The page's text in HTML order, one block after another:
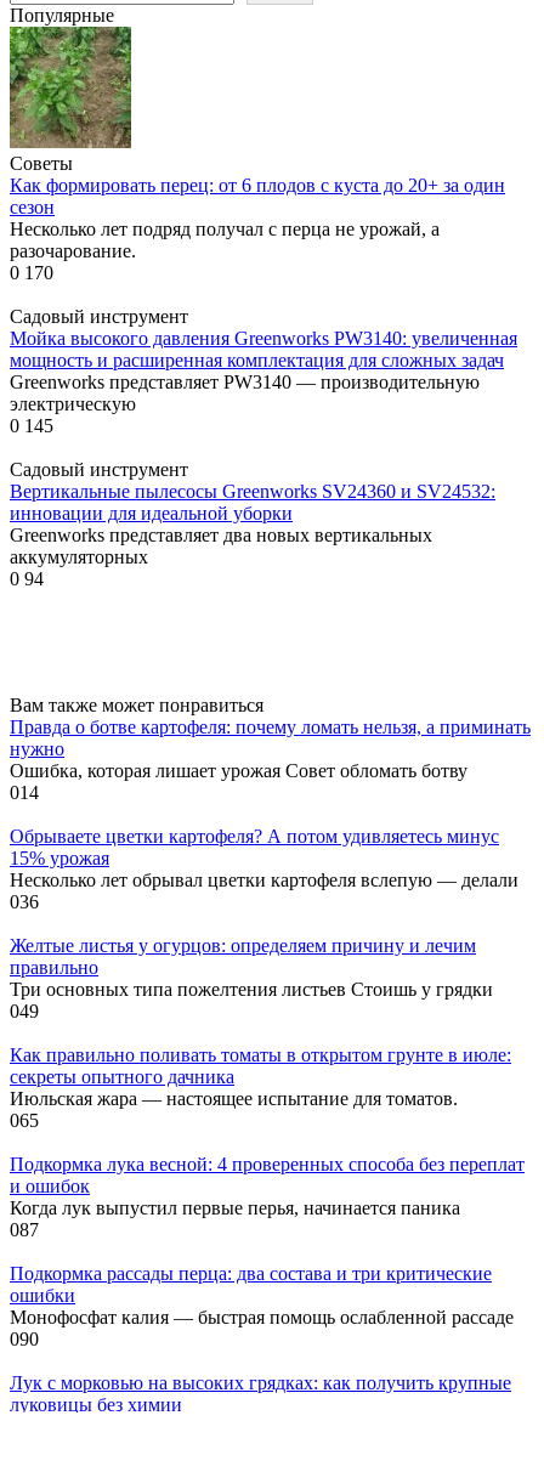
Популярные
Советы
Как формировать перец: от 6 плодов с куста до 20+ за один
сезон
Несколько лет подряд получал с перца не урожай, а
разочарование.
0 170
Садовый инструмент
Мойка высокого давления Greenworks PW3140: увеличенная
мощность и расширенная комплектация для сложных задач
Greenworks представляет PW3140 — производительную
электрическую
0 145
Садовый инструмент
Вертикальные пылесосы Greenworks SV24360 и SV24532:
инновации для идеальной уборки
Greenworks представляет два новых вертикальных
аккумуляторных
0 94
Вам также может понравиться
Правда о ботве картофеля: почему ломать нельзя, а приминать
нужно
Ошибка, которая лишает урожая Совет обломать ботву
014
Обрываете цветки картофеля? А потом удивляетесь минус
15% урожая
Несколько лет обрывал цветки картофеля вслепую — делали
036
Желтые листья у огурцов: определяем причину и лечим
правильно
Три основных типа пожелтения листьев Стоишь у грядки
049
Как правильно поливать томаты в открытом грунте в июле:
секреты опытного дачника
Июльская жара — настоящее испытание для томатов.
065
Подкормка лука весной: 4 проверенных способа без переплат
и ошибок
Когда лук выпустил первые перья, начинается паника
087
Подкормка рассады перца: два состава и три критические
ошибки
Монофосфат калия — быстрая помощь ослабленной рассаде
090
Лук с морковью на высоких грядках: как получить крупные
луковицы без химии